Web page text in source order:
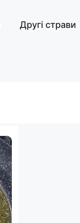
Другі страви